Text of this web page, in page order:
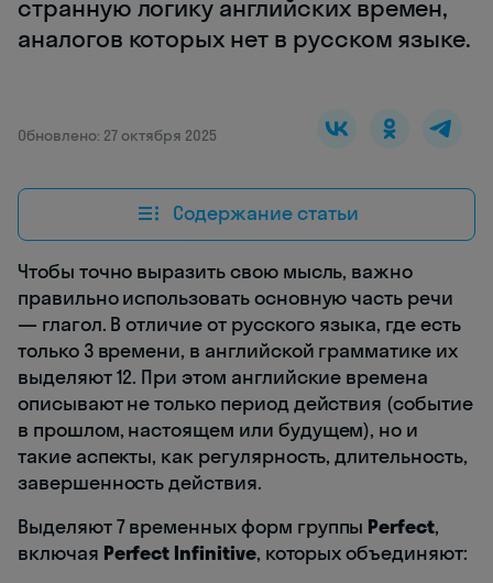
странную логику английских времен,
аналогов которых нет в русском языке.
Обновлено: 27 октября 2025
Содержание статьи
Чтобы точно выразить свою мысль, важно
правильно использовать основную часть речи
— глагол. В отличие от русского языка, где есть
только 3 времени, в английской грамматике их
выделяют 12. При этом английские времена
описывают не только период действия (событие
в прошлом, настоящем или будущем), но и
такие аспекты, как регулярность, длительность,
завершенность действия.
Выделяют 7 временных форм группы Perfect,
включая Perfect Infinitive, которых объединяют: